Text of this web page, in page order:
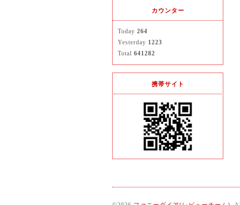
カウンター
Today 264
Yesterday 1223
Total 641282
携帯サイト